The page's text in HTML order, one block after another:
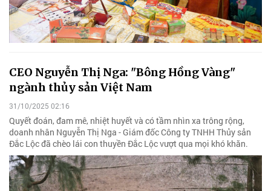
CEO Nguyễn Thị Nga: "Bông Hồng Vàng"
ngành thủy sản Việt Nam
31/10/2025 02:16
Quyết đoán, đam mê, nhiệt huyết và có tầm nhìn xa trông rộng,
doanh nhân Nguyễn Thị Nga - Giám đốc Công ty TNHH Thủy sản
Đắc Lộc đã chèo lái con thuyền Đắc Lộc vượt qua mọi khó khăn.